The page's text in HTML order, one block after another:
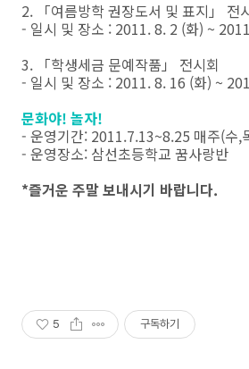
2. 「여름방학 권장도서 및 표지」 전
- 일시 및 장소 : 2011. 8. 2 (화) ~
3. 「학생세금 문예작품」 전시회
- 일시 및 장소 : 2011. 8. 16 (화) ~
문화야! 놀자!
- 운영기간: 2011.7.13~8.25 매주(수,
- 운영장소: 삼선초등학교 꿈사랑반
*즐거운 주말 보내시기 바랍니다.
5 구독하기